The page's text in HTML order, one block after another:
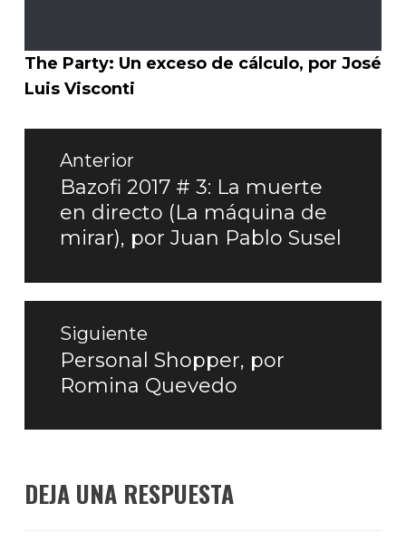
The Party: Un exceso de cálculo, por José
Luis Visconti
Navegación
entradas
Anterior
Entrada
anterior:
Bazofi 2017 # 3: La muerte
en directo (La máquina de
mirar), por Juan Pablo Susel
Siguiente
Entrada
siguiente:
Personal Shopper, por
Romina Quevedo
DEJA UNA RESPUESTA